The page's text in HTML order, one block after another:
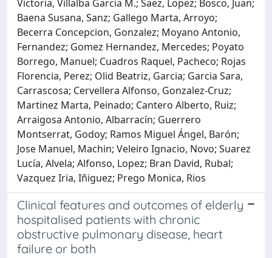
Victoria, Villalba Garcia M.; Saez, Lopez; Bosco, Juan;
Baena Susana, Sanz; Gallego Marta, Arroyo;
Becerra Concepcion, Gonzalez; Moyano Antonio,
Fernandez; Gomez Hernandez, Mercedes; Poyato
Borrego, Manuel; Cuadros Raquel, Pacheco; Rojas
Florencia, Perez; Olid Beatriz, Garcia; Garcia Sara,
Carrascosa; Cervellera Alfonso, Gonzalez-Cruz;
Martinez Marta, Peinado; Cantero Alberto, Ruiz;
Arraigosa Antonio, Albarracín; Guerrero
Montserrat, Godoy; Ramos Miguel Ángel, Barón;
Jose Manuel, Machin; Veleiro Ignacio, Novo; Suarez
Lucía, Alvela; Alfonso, Lopez; Bran David, Rubal;
Vazquez Iria, Iñiguez; Prego Monica, Rios
Clinical features and outcomes of elderly
hospitalised patients with chronic
obstructive pulmonary disease, heart
failure or both